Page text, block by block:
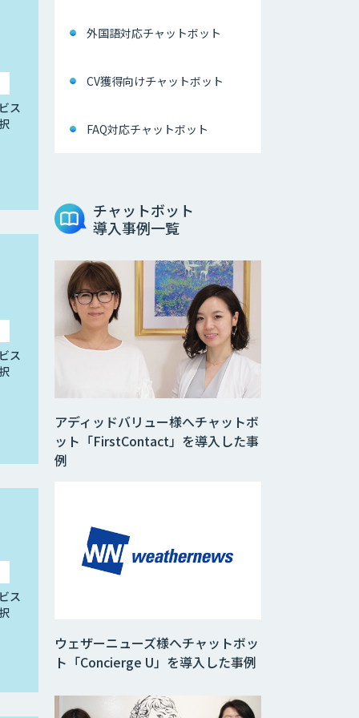
ス
ス
ス
外国語対応チャットボット
CV獲得向けチャットボット
FAQ対応チャットボット
チャットボット
導入事例一覧
ウェザーニューズ様へチャットボッ
ト「Concierge U」を導入した事例
アディッドバリュー様へチャットボ
ット「FirstContact」を導入した事
例